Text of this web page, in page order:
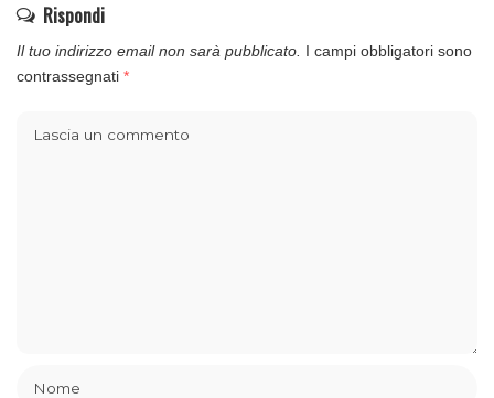
Rispondi
Il tuo indirizzo email non sarà pubblicato. I campi obbligatori sono
contrassegnati *